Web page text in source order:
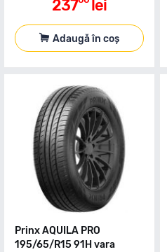
237 lei
Adaugă în coș
Prinx AQUILA PRO
195/65/R15 91H vara